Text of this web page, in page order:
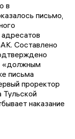
в
письмо,
Составлено
«должным
письма
проректор
Тульской
наказание